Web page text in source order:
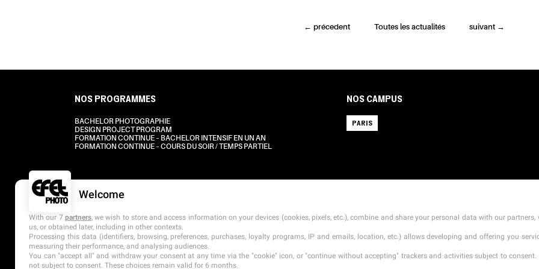
← précedent Toutes les actualités suivant →
NOS PROGRAMMES
BACHELOR PHOTOGRAPHIE
DESIGN PROJECT PROGRAM
FORMATION CONTINUE – BACHELOR INTENSIF EN UN AN
FORMATION CONTINUE – COURS DU SOIR / TEMPS PARTIEL
NOS CAMPUS
PARIS
CONTACT MENTIONS LÉGALES TARIFS CGI
Welcome
With our 7 partners, we wish to store and access information on your devices (cookies, pixels, etc.), combine and share your personal data with our
us, or obtained later, including in other contexts.
Processing this data (identifiers, browsing, preferences, purchases, loyalty programs, IP and emails, location, etc.) allows developing and offering you
measuring their performance, and analysing audiences.
You can "accept all" and withdraw your consent at any time via the "cookie" icon, or "continue without accepting" trackers and activities subject to
not subject to consent. These choices remain valid for 6 months.